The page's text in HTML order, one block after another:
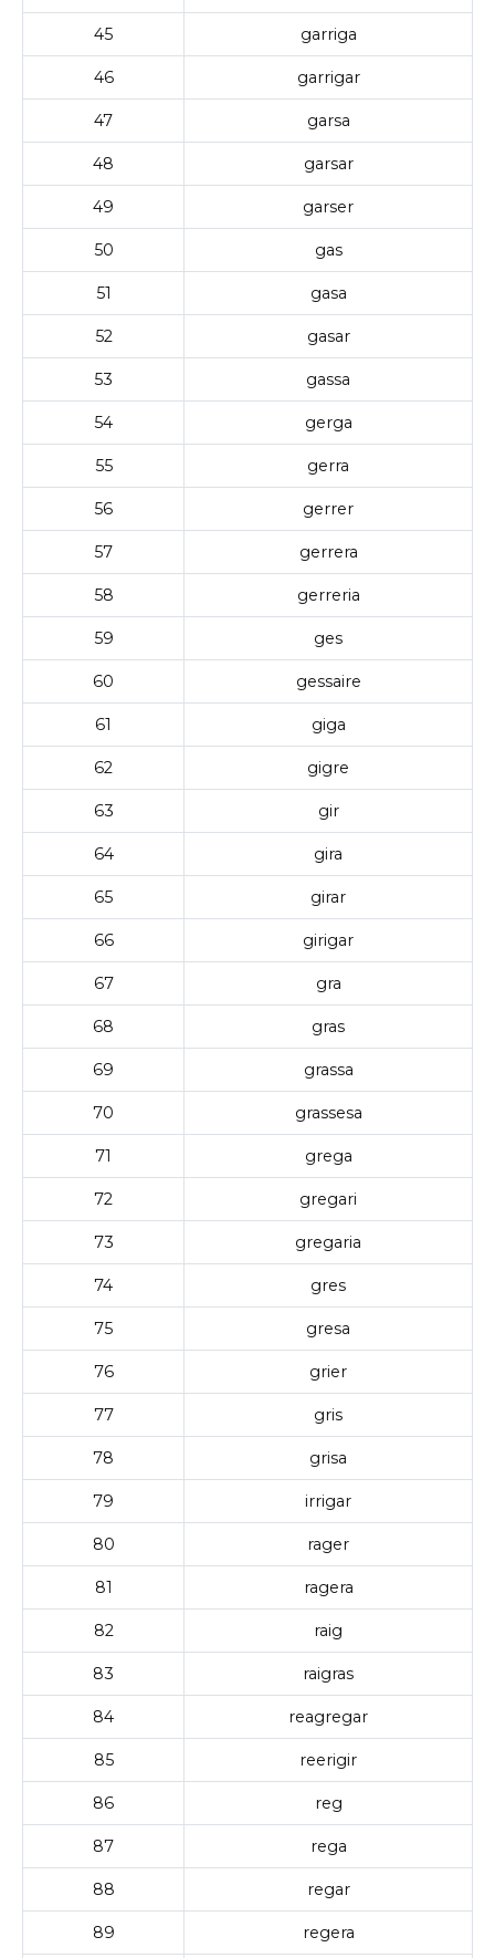
45 garriga
46 garrigar
47 garsa
48 garsar
49 garser
50 gas
51 gasa
52 gasar
53 gassa
54 gerga
55 gerra
56 gerrer
57 gerrera
58 gerreria
59 ges
60 gessaire
61 giga
62 gigre
63 gir
64 gira
65 girar
66 girigar
67 gra
68 gras
69 grassa
70 grassesa
71 grega
72 gregari
73 gregaria
74 gres
75 gresa
76 grier
77 gris
78 grisa
79 irrigar
80 rager
81 ragera
82 raig
83 raigras
84 reagregar
85 reerigir
86 reg
87 rega
88 regar
89 regera